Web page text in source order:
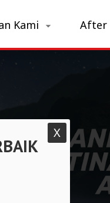
X
Kami After